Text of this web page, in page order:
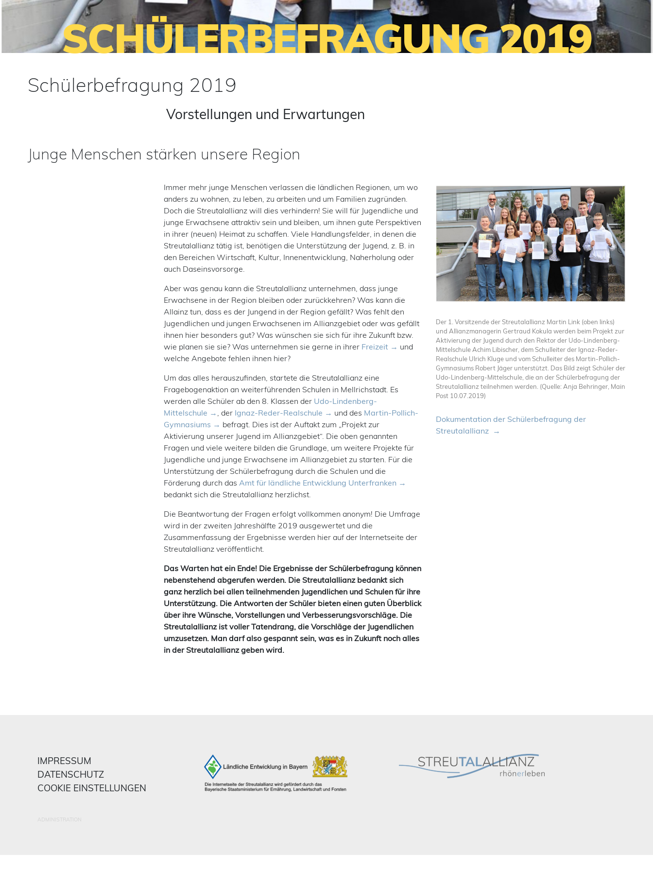
SCHÜLERBEFRAGUNG 2019
Schülerbefragung 2019
Vorstellungen und Erwartungen
Junge Menschen stärken unsere Region
Immer mehr junge Menschen verlassen die ländlichen Regionen, um wo
anders zu wohnen, zu leben, zu arbeiten und um Familien zugründen.
Doch die Streutalallianz will dies verhindern! Sie will für Jugendliche und
junge Erwachsene attraktiv sein und bleiben, um ihnen gute Perspektiven
in ihrer (neuen) Heimat zu schaffen. Viele Handlungsfelder, in denen die
Streutalallianz tätig ist, benötigen die Unterstützung der Jugend, z. B. in
den Bereichen Wirtschaft, Kultur, Innenentwicklung, Naherholung oder
auch Daseinsvorsorge.
Aber was genau kann die Streutalallianz unternehmen, dass junge
Erwachsene in der Region bleiben oder zurückkehren? Was kann die
Allainz tun, dass es der Jungend in der Region gefällt? Was fehlt den
Jugendlichen und jungen Erwachsenen im Allianzgebiet oder was gefällt
ihnen hier besonders gut? Was wünschen sie sich für ihre Zukunft bzw.
wie planen sie sie? Was unternehmen sie gerne in ihrerFreizeit
und
welche Angebote fehlen ihnen hier?
Um das alles herauszufinden, startete die Streutalallianz eine
Fragebogenaktion an weiterführenden Schulen in Mellrichstadt. Es
werden alle Schüler ab den 8. Klassen der Udo-Lindenberg-
Mittelschule
, der Ignaz-Reder-Realschule und des Martin-Pollich-
Gymnasiums
befragt. Dies ist der Auftakt zum „Projekt zur
Aktivierung unserer Jugend im Allianzgebiet“. Die oben genannten
Fragen und viele weitere bilden die Grundlage, um weitere Projekte für
Jugendliche und junge Erwachsene im Allianzgebiet zu starten. Für die
Unterstützung der Schülerbefragung durch die Schulen und die
Förderung durch das Amt für ländliche Entwicklung Unterfranken
bedankt sich die Streutalallianz herzlichst.
Die Beantwortung der Fragen erfolgt vollkommen anonym! Die Umfrage
wird in der zweiten Jahreshälfte 2019 ausgewertet und die
Zusammenfassung der Ergebnisse werden hier auf der Internetseite der
Streutalallianz veröffentlicht.
Das Warten hat ein Ende! Die Ergebnisse der Schülerbefragung können
nebenstehend abgerufen werden. Die Streutalallianz bedankt sich
ganz herzlich bei allen teilnehmenden Jugendlichen und Schulen für ihre
Unterstützung. Die Antworten der Schüler bieten einen guten Überblick
über ihre Wünsche, Vorstellungen und Verbesserungsvorschläge. Die
Streutalallianz ist voller Tatendrang, die Vorschläge der Jugendlichen
umzusetzen. Man darf also gespannt sein, was es in Zukunft noch alles
in der Streutalallianz geben wird.
Der 1. Vorsitzende der Streutalallianz Martin Link (oben links)
und Allianzmanagerin Gertraud Kokula werden beim Projekt zur
Aktivierung der Jugend durch den Rektor der Udo-Lindenberg-
Mittelschule Achim Libischer, dem Schulleiter der Ignaz-Reder-
Realschule Ulrich Kluge und vom Schulleiter des Martin-Pollich-
Gymnasiums Robert Jäger unterstützt. Das Bild zeigt Schüler der
Udo-Lindenberg-Mittelschule, die an der Schülerbefragung der
Streutalallianz teilnehmen werden. (Quelle: Anja Behringer, Main
Post 10.07.2019)
Dokumentation der Schülerbefragung der
Streutalallianz
IMPRESSUM
DATENSCHUTZ
COOKIE EINSTELLUNGEN
ADMINISTRATION